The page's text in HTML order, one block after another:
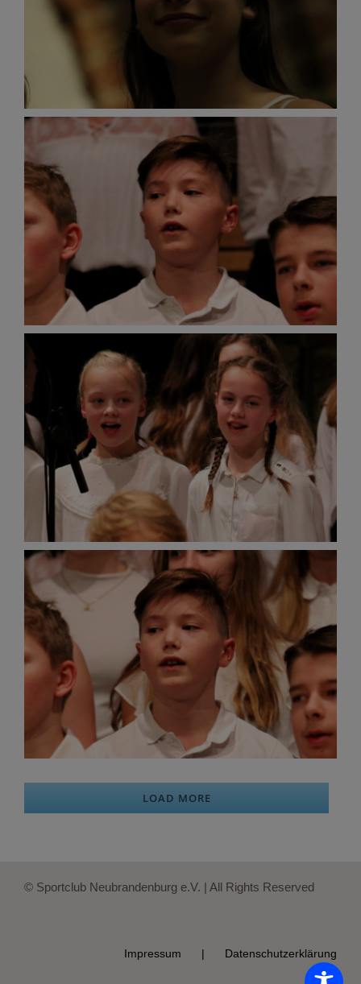
LOAD MORE
© Sportclub Neubrandenburg e.V. | All Rights Reserved
Impressum Datenschutzerklärung